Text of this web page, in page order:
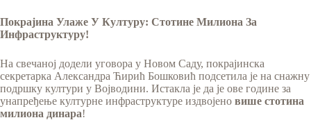
Покрајина Улаже У Културу: Стотине Милиона За
Инфраструктуру!
На свечаној додели уговора у Новом Саду, покрајинска
секретарка Александра Ћирић Бошковић подсетила је на снажну
подршку култури у Војводини. Истакла је да је ове године за
унапређење културне инфраструктуре издвојено више стотина
милиона динара!